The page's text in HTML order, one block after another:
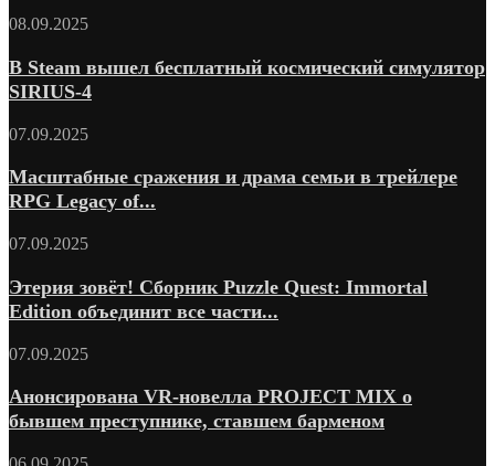
08.09.2025
В Steam вышел бесплатный космический симулятор
SIRIUS-4
07.09.2025
Масштабные сражения и драма семьи в трейлере
RPG Legacy of...
07.09.2025
Этерия зовёт! Сборник Puzzle Quest: Immortal
Edition объединит все части...
07.09.2025
Анонсирована VR-новелла PROJECT MIX о
бывшем преступнике, ставшем барменом